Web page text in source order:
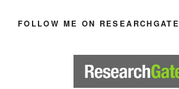
FOLLOW ME ON RESEARCHGATE